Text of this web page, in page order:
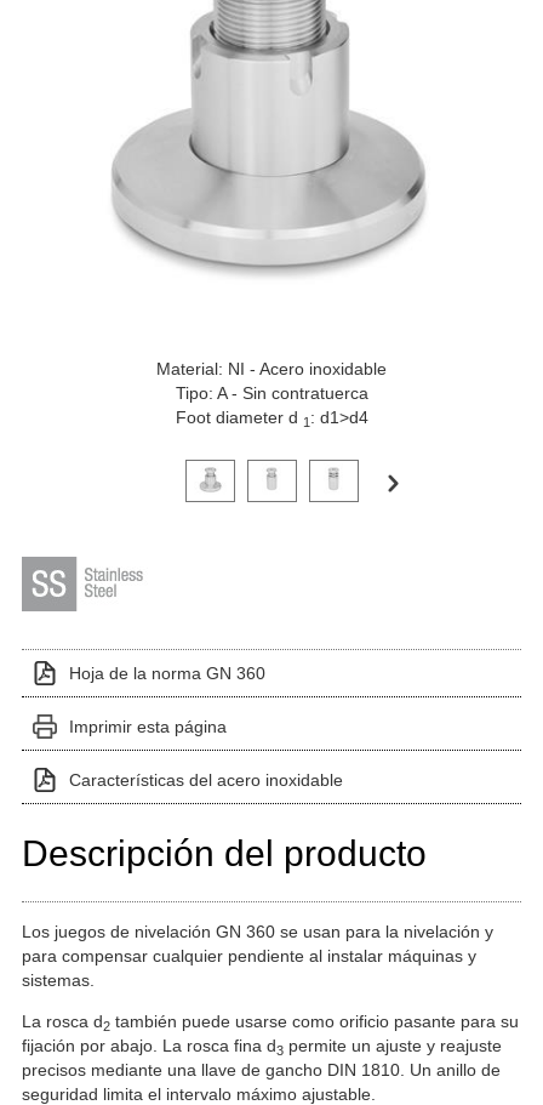
Material: NI - Acero inoxidable
Tipo: A - Sin contratuerca
Foot diameter d 1 : d1>d4
Haga clic en una imagen de variante para verla
Hoja de la norma GN 360
Imprimir esta página
Características del acero inoxidable
Descripción del producto
Los juegos de nivelación GN 360 se usan para la nivelación y
para compensar cualquier pendiente al instalar máquinas y
sistemas.
La rosca d2 también puede usarse como orificio pasante para su
fijación por abajo. La rosca fina d3 permite un ajuste y reajuste
precisos mediante una llave de gancho DIN 1810. Un anillo de
seguridad limita el intervalo máximo ajustable.